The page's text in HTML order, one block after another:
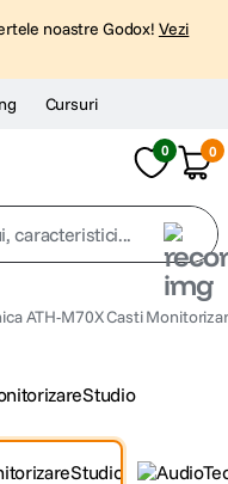
noastre Godox! Vezi
Cursuri
0 0
ATH-M70X Casti